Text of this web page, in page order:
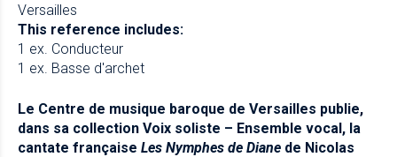
Versailles
This reference includes:
1 ex. Conducteur
1 ex. Basse d'archet
Le Centre de musique baroque de Versailles publie,
dans sa collection Voix soliste – Ensemble vocal, la
cantate française Les Nymphes de Diane de Nicolas